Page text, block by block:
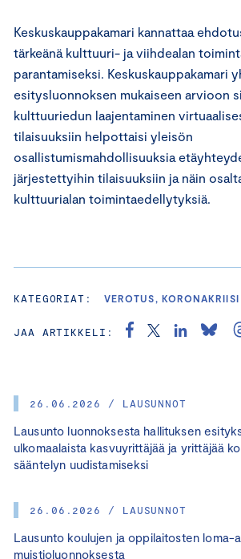
26.06.2026 / LAUSUNNOT
Lausunto luonnoksesta hallituksen
ulkomaalaista kasvuyrittäjää ja yrittäjää
sääntelyn uudistamiseksi
26.06.2026 / LAUSUNNOT
Lausunto koulujen ja oppilaitosten loma-
muistioluonnoksesta
Keskuskauppakamari kannattaa
tärkeänä kulttuuri- ja viihdealan
parantamiseksi. Keskuskauppakamari
esitysluonnoksen mukaiseen arvioon
kulttuuriedun laajentaminen
tilaisuuksiin helpottaisi yleisön
osallistumismahdollisuuksia
järjestettyihin tilaisuuksiin ja näin
kulttuurialan toimintaedellytyksiä.
KATEGORIAT: VEROTUS, KORONAKRIISI
JAA ARTIKKELI: